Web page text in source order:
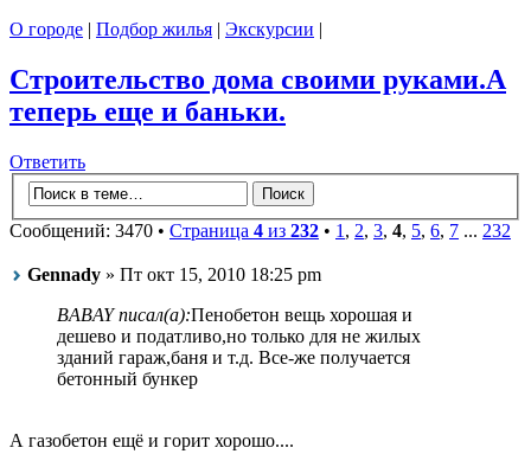
О городе | Подбор жилья | Экскурсии |
Строительство дома своими руками.А
теперь еще и баньки.
Ответить
Сообщений: 3470 • Страница 4 из 232 • 1 , 2, 3, 4, 5, 6, 7 ... 232
Gennady » Пт окт 15, 2010 18:25 pm
BABAY писал(а):Пенобетон вещь хорошая и
дешево и податливо,но только для не жилых
зданий гараж,баня и т.д. Все-же получается
бетонный бункер
А газобетон ещё и горит хорошо....